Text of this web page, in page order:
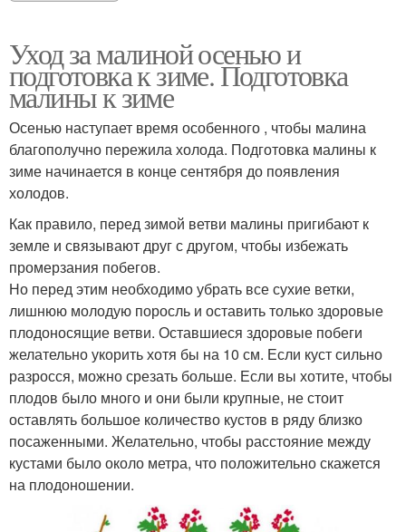
Уход за малиной осенью и
подготовка к зиме. Подготовка
малины к зиме
Осенью наступает время особенного , чтобы малина
благополучно пережила холода. Подготовка малины к
зиме начинается в конце сентября до появления
холодов.
Как правило, перед зимой ветви малины пригибают к
земле и связывают друг с другом, чтобы избежать
промерзания побегов.
Но перед этим необходимо убрать все сухие ветки,
лишнюю молодую поросль и оставить только здоровые
плодоносящие ветви. Оставшиеся здоровые побеги
желательно укорить хотя бы на 10 см. Если куст сильно
разросся, можно срезать больше. Если вы хотите, чтобы
плодов было много и они были крупные, не стоит
оставлять большое количество кустов в ряду близко
посаженными. Желательно, чтобы расстояние между
кустами было около метра, что положительно скажется
на плодоношении.